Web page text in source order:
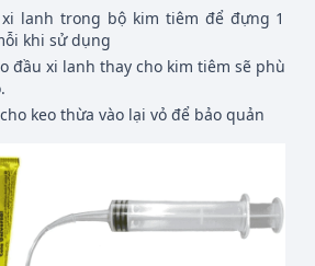
lanh trong bộ kim tiêm để đựng 1
khi sử dụng
đầu xi lanh thay cho kim tiêm sẽ phù
keo thừa vào lại vỏ để bảo quản